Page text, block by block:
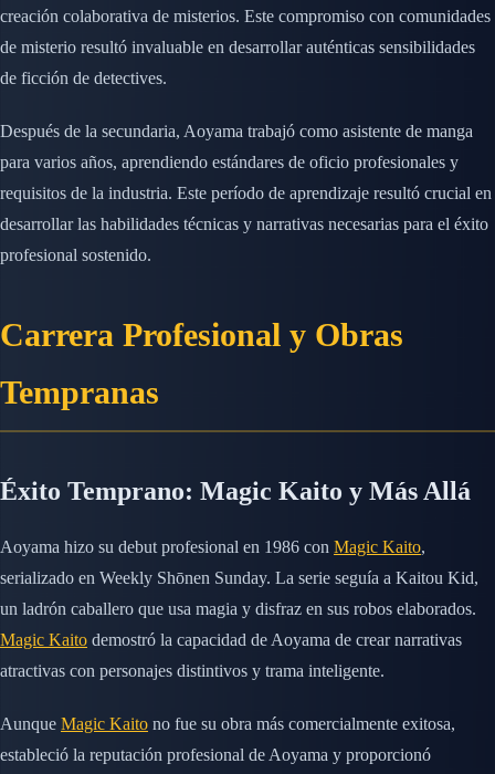
creación colaborativa de misterios. Este compromiso con comunidades
de misterio resultó invaluable en desarrollar auténticas sensibilidades
de ficción de detectives.
Después de la secundaria, Aoyama trabajó como asistente de manga
para varios años, aprendiendo estándares de oficio profesionales y
requisitos de la industria. Este período de aprendizaje resultó crucial en
desarrollar las habilidades técnicas y narrativas necesarias para el éxito
profesional sostenido.
Carrera Profesional y Obras
Tempranas
Éxito Temprano: Magic Kaito y Más Allá
Aoyama hizo su debut profesional en 1986 con Magic Kaito,
serializado en Weekly Shōnen Sunday. La serie seguía a Kaitou Kid,
un ladrón caballero que usa magia y disfraz en sus robos elaborados.
Magic Kaito demostró la capacidad de Aoyama de crear narrativas
atractivas con personajes distintivos y trama inteligente.
Aunque Magic Kaito no fue su obra más comercialmente exitosa,
estableció la reputación profesional de Aoyama y proporcionó